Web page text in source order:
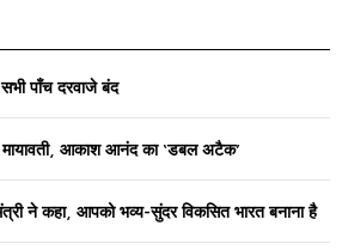
पाँच दरवाजे बंद
मायावती, आकाश आनंद का ‘डबल अटैक’
ने कहा, आपको भव्य-सुंदर विकसित भारत बनाना है